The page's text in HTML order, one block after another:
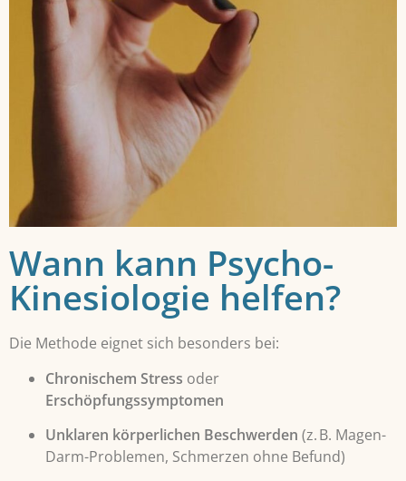
Wann kann Psycho-
Kinesiologie helfen?
Die Methode eignet sich besonders bei:
Chronischem Stress oder
Erschöpfungssymptomen
Unklaren körperlichen Beschwerden (z. B. Magen-
Darm-Problemen, Schmerzen ohne Befund)